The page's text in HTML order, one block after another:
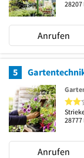
28207
Anrufen
5
28777
Anrufen